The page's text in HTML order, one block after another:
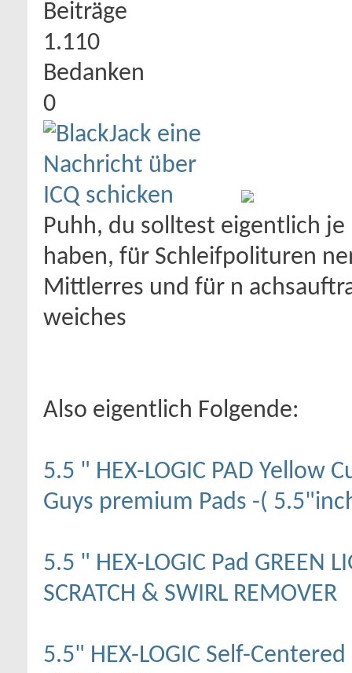
Beiträge
1.110
Bedanken
0
Puhh, du solltest eigentlich
haben, für Schleifpolituren
Mittlerres und für n
weiches
Also eigentlich Folgende:
5.5 " HEX-LOGIC PAD Yellow
Guys premium Pads -(
5.5 " HEX-LOGIC Pad GREEN
SCRATCH & SWIRL REMOVER
5.5" HEX-LOGIC Self-Centered